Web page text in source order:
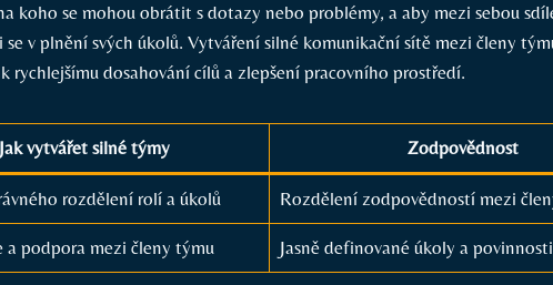
koho ⁢se ⁤mohou obrátit ‍s dotazy⁢ nebo problémy, ⁢a aby mezi sebou
v plnění ⁢svých úkolů. Vytváření silné komunikační sítě mezi členy
⁢rychlejšímu dosahování cílů a zlepšení⁢ pracovního ⁢prostředí.
Jak vytvářet silné ⁢týmy Zodpovědnost
rozdělení rolí ⁢a úkolů Rozdělení ⁣zodpovědností ⁤mezi
a podpora mezi členy týmu Jasně ​definované‌ úkoly a povinnosti